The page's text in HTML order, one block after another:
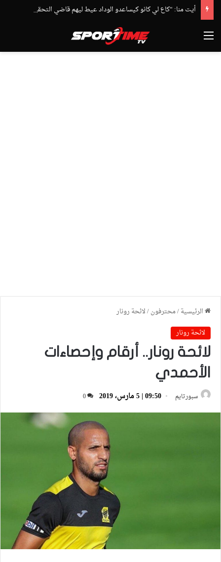
القائمة
الرئيسية/محترفون/لائحة رونار
لائحة رونار
لائحة رونار.. أرقام وإحصاءات
الأحمدي
سبورتايم 09:50 | 5 مارس، 2019 0